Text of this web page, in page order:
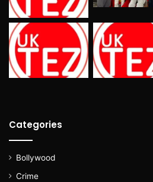
Categories
Bollywood
Crime